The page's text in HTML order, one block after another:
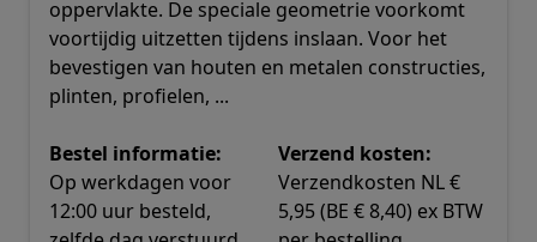
oppervlakte. De speciale geometrie voorkomt
voortijdig uitzetten tijdens inslaan. Voor het
bevestigen van houten en metalen constructies,
plinten, profielen, ...
Bestel informatie:
Op werkdagen voor
12:00 uur besteld,
Verzend kosten:
Verzendkosten NL €
5,95 (BE € 8,40) ex BTW